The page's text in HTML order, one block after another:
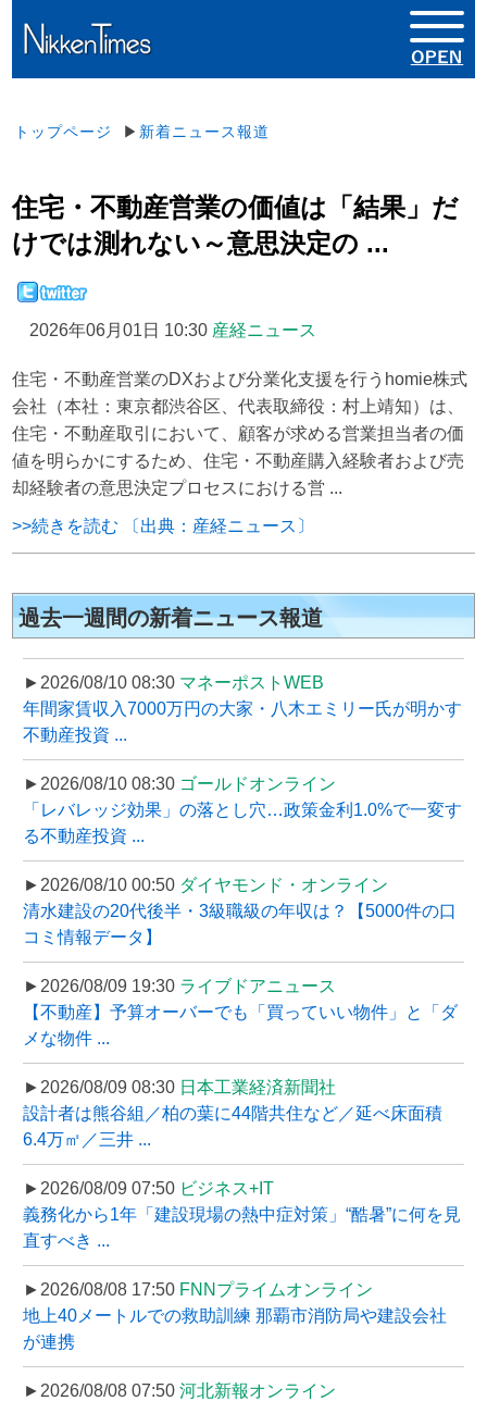
トップページ ▶ 新着ニュース報道
住宅・不動産営業の価値は「結果」だ
けでは測れない～意思決定の ...
2026年06月01日 10:30 産経ニュース
住宅・不動産営業のDXおよび分業化支援を行うhomie株式
会社（本社：東京都渋谷区、代表取締役：村上靖知）は、
住宅・不動産取引において、顧客が求める営業担当者の価
値を明らかにするため、住宅・不動産購入経験者および売
却経験者の意思決定プロセスにおける営 ...
>>続きを読む 〔出典：産経ニュース〕
過去一週間の新着ニュース報道
►2026/08/10 08:30 マネーポストWEB
年間家賃収入7000万円の大家・八木エミリー氏が明かす
不動産投資 ...
►2026/08/10 08:30 ゴールドオンライン
「レバレッジ効果」の落とし穴…政策金利1.0%で一変す
る不動産投資 ...
►2026/08/10 00:50 ダイヤモンド・オンライン
清水建設の20代後半・3級職級の年収は？【5000件の口
コミ情報データ】
►2026/08/09 19:30 ライブドアニュース
【不動産】予算オーバーでも「買っていい物件」と「ダ
メな物件 ...
►2026/08/09 08:30 日本工業経済新聞社
設計者は熊谷組／柏の葉に44階共住など／延べ床面積
6.4万㎡／三井 ...
►2026/08/09 07:50 ビジネス+IT
義務化から1年「建設現場の熱中症対策」“酷暑”に何を見
直すべき ...
►2026/08/08 17:50 FNNプライムオンライン
地上40メートルでの救助訓練 那覇市消防局や建設会社
が連携
►2026/08/08 07:50 河北新報オンライン